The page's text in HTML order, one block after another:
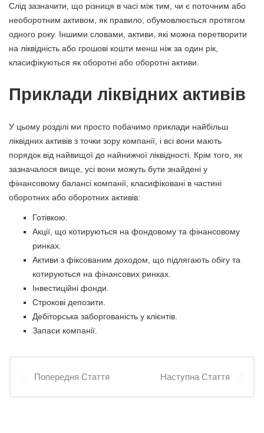
Слід зазначити, що різниця в часі між тим, чи є поточним або
необоротним активом, як правило, обумовлюється протягом
одного року. Іншими словами, активи, які можна перетворити
на ліквідність або грошові кошти менш ніж за один рік,
класифікуються як оборотні або оборотні активи.
Приклади ліквідних активів
У цьому розділі ми просто побачимо приклади найбільш
ліквідних активів з точки зору компанії, і всі вони мають
порядок від найвищої до найнижчої ліквідності. Крім того, як
зазначалося вище, усі вони можуть бути знайдені у
фінансовому балансі компанії, класифіковані в частині
оборотних або оборотних активів:
Готівкою.
Акції, що котируються на фондовому та фінансовому
ринках.
Активи з фіксованим доходом, що підлягають обігу та
котируються на фінансових ринках.
Інвестиційні фонди.
Строкові депозити.
Дебіторська заборгованість у клієнтів.
Запаси компанії.
Попередня Стаття Наступна Стаття